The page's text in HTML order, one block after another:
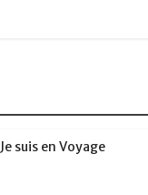
Je suis en Voyage